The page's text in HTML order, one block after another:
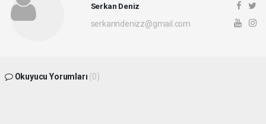
Serkan Deniz
serkanndenizz@gmail.com
Okuyucu Yorumları (0)